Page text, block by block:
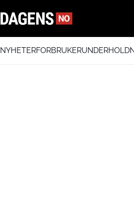
NYHETERFORBRUKER